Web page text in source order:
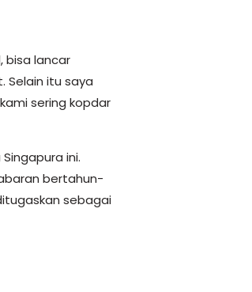
bisa lancar
Selain itu saya
sering kopdar
ini.
bertahun-
sebagai